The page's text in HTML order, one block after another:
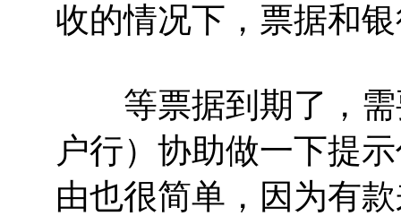
收的情况下，票据和
等票据到期了，需
户行）协助做一下提
由也很简单，因为有